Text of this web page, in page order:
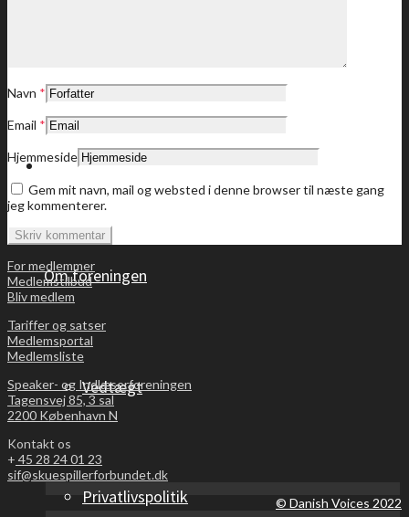
Bliv medlem
Om foreningen
Vedtægt
Privatlivspolitik
Navn *
Email *
Hjemmeside
Gem mit navn, mail og websted i denne browser til næste gang
jeg kommenterer.
For medlemmer
Medlemstilbud
Bliv medlem
Tariffer og satser
Medlemsportal
Medlemsliste
Speaker- og Indlæserforeningen
Tagensvej 85, 3 sal
2200 København N
Kontakt os
+ 45 28 24 01 23
sif@skuespillerforbundet.dk
© Danish Voices 2022